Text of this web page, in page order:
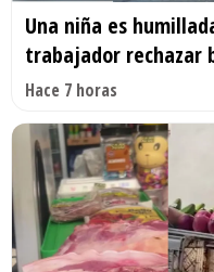
Una niña es
trabajador rechazar
Hace 7 horas